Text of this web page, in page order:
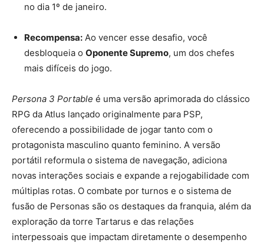
no dia 1º de janeiro.
Recompensa: Ao vencer esse desafio, você
desbloqueia o Oponente Supremo, um dos chefes
mais difíceis do jogo.
Persona 3 Portable é uma versão aprimorada do clássico
RPG da Atlus lançado originalmente para PSP,
oferecendo a possibilidade de jogar tanto com o
protagonista masculino quanto feminino. A versão
portátil reformula o sistema de navegação, adiciona
novas interações sociais e expande a rejogabilidade com
múltiplas rotas. O combate por turnos e o sistema de
fusão de Personas são os destaques da franquia, além da
exploração da torre Tartarus e das relações
interpessoais que impactam diretamente o desempenho